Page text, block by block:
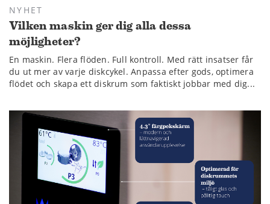
NYHET
Vilken maskin ger dig alla dessa
möjligheter?
En maskin. Flera flöden. Full kontroll. Med rätt insatser får
du ut mer av varje diskcykel. Anpassa efter gods, optimera
flödet och skapa ett diskrum som faktiskt jobbar med dig...